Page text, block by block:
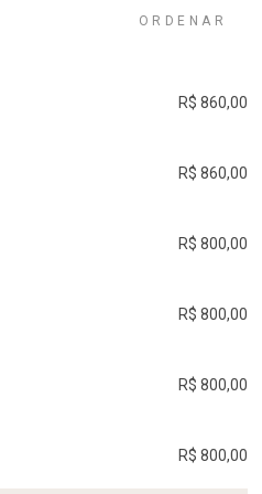
ORDENAR
R$ 860,00
R$ 860,00
R$ 800,00
R$ 800,00
R$ 800,00
R$ 800,00